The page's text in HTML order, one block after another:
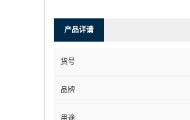
产品详请
货号
品牌
用途